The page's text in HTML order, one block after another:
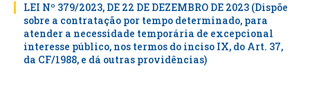
LEI Nº 379/2023, DE 22 DE DEZEMBRO DE 2023 (Dispõe
sobre a contratação por tempo determinado, para
atender a necessidade temporária de excepcional
interesse público, nos termos do inciso IX, do Art. 37,
da CF/1988, e dá outras providências)